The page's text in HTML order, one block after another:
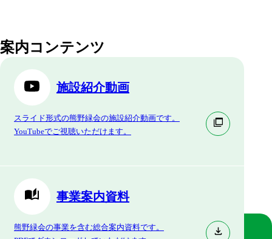
案内コンテンツ
施設紹介動画
スライド形式の熊野緑会の施設紹介動画です。
YouTubeでご視聴いただけます。
事業案内資料
熊野緑会の事業を含む総合案内資料です。